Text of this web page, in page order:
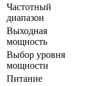
Частотный
диапазон
Выходная
мощность
Выбор уровня
мощности
Питание